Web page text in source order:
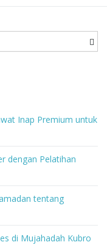
i
t
i
Inap Premium untuk
dengan Pelatihan
tentang
di Mujahadah Kubro